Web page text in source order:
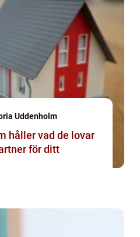
Uddenholm
håller vad de lovar
för ditt